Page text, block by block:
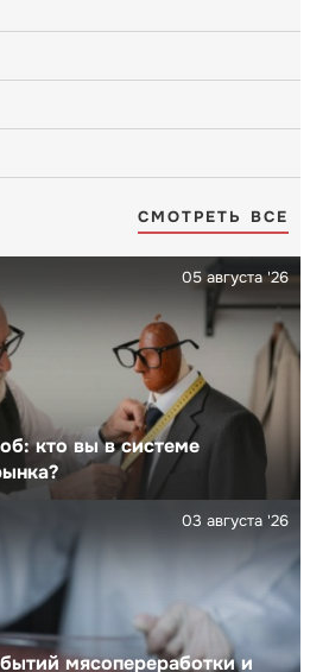
СМОТРЕТЬ ВСЕ
кто вы в системе
05 августа '26
мясопереработки и
03 августа '26